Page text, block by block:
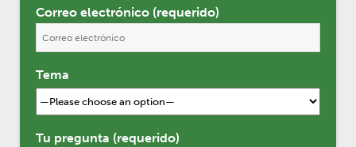
Correo electrónico (requerido)
Tema
Tu pregunta (requerido)